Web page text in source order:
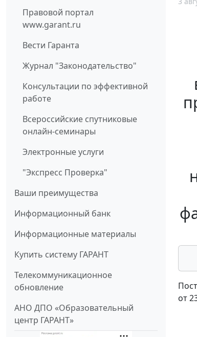
Правовой портал
www.garant.ru
Вести Гаранта
Журнал "Законодательство"
Консультации по эффективной
работе
Всероссийские спутниковые
онлайн-семинары
Электронные услуги
"Экспресс Проверка"
Ваши преимущества
Информационный банк
Информационные материалы
Купить систему ГАРАНТ
Телекоммуникационное
обновление
АНО ДПО «Образовательный
центр ГАРАНТ»
от